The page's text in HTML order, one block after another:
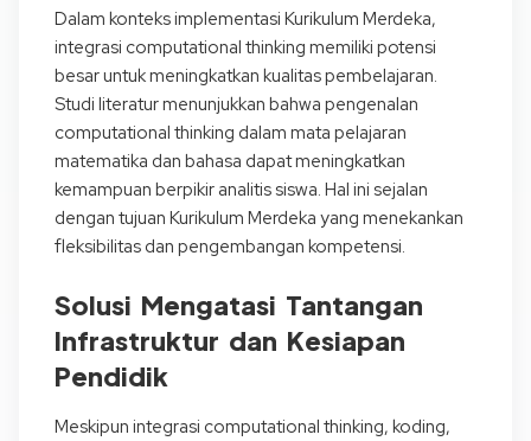
Dalam konteks implementasi Kurikulum Merdeka,
integrasi computational thinking memiliki potensi
besar untuk meningkatkan kualitas pembelajaran.
Studi literatur menunjukkan bahwa pengenalan
computational thinking dalam mata pelajaran
matematika dan bahasa dapat meningkatkan
kemampuan berpikir analitis siswa. Hal ini sejalan
dengan tujuan Kurikulum Merdeka yang menekankan
fleksibilitas dan pengembangan kompetensi.
Solusi Mengatasi Tantangan
Infrastruktur dan Kesiapan
Pendidik
Meskipun integrasi computational thinking, koding,